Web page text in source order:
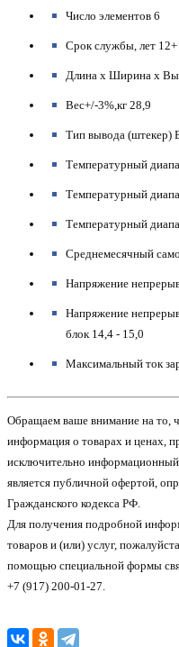
Число элементов 6
Срок службы, лет 12+
Длина х Ширина х
Вес+/-3%,кг 28,9
Тип вывода (штекер)
Температурный
Температурный
Температурный
Среднемесячный
Напряжение
Напряжение
блок 14,4 - 15,0
Максимальный ток
Обращаем ваше внимание на то,
информация о товарах и ценах,
исключительно информационный
является публичной офертой,
Гражданского кодекса РФ.
Для получения подробной
товаров и (или) услуг,
помощью специальной формы
+7 (917) 200-01-27.